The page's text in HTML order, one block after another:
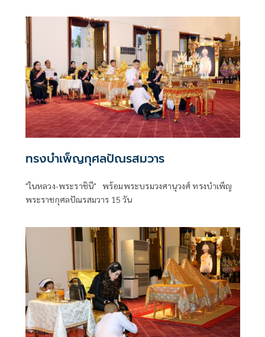
ทรงบำเพ็ญกุศลปัณรสมวาร
"ในหลวง-พระราชินี" พร้อมพระบรมวงศานุวงศ์ ทรงบำเพ็ญ
พระราชกุศลปัณรสมวาร 15 วัน